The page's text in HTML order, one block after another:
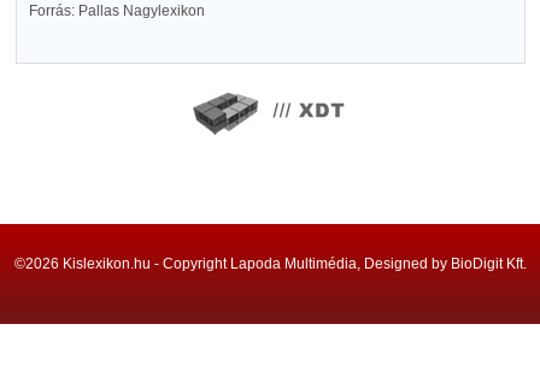
Forrás: Pallas Nagylexikon
©2026 Kislexikon.hu - Copyright Lapoda Multimédia, Designed by BioDigit Kft.